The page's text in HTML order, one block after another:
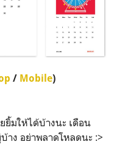
/ Mobile)
ยิ้มให้ได้บ้างนะ เดือน
าง อย่าพลาดโหลดนะ :>